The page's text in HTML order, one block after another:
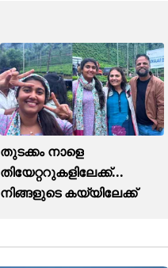
തുടക്കം നാളെ
തിയേറ്ററുകളിലേക്ക്...
നിങ്ങളുടെ കയ്യിലേക്ക്